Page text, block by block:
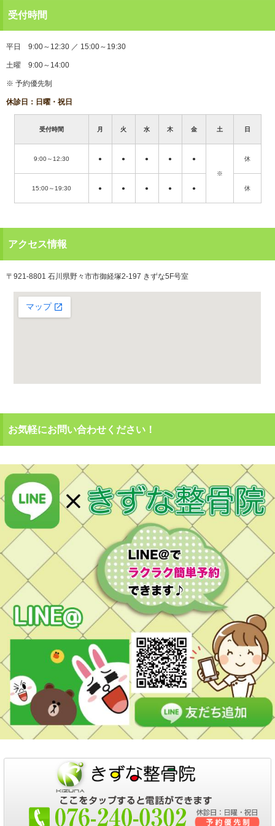
受付時間
平日 9:00～12:30 ／ 15:00～19:30
土曜 9:00～14:00
※ 予約優先制
休診日：日曜・祝日
受付時間 月 火 水 木 金 土 日
9:00～12:30 ● ● ● ● ●
※
休
15:00～19:30 ● ● ● ● ● 休
アクセス情報
〒921-8801 石川県野々市市御経塚2-197 きずな5F号室
お気軽にお問い合わせください！